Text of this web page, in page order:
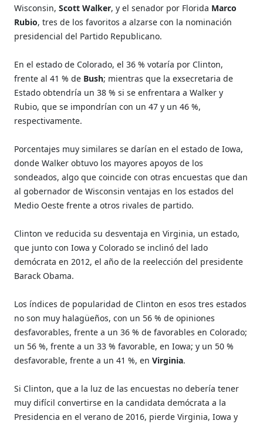
Wisconsin, Scott Walker, y el senador por Florida Marco
Rubio, tres de los favoritos a alzarse con la nominación
presidencial del Partido Republicano.
En el estado de Colorado, el 36 % votaría por Clinton,
frente al 41 % de Bush; mientras que la exsecretaria de
Estado obtendría un 38 % si se enfrentara a Walker y
Rubio, que se impondrían con un 47 y un 46 %,
respectivamente.
Porcentajes muy similares se darían en el estado de Iowa,
donde Walker obtuvo los mayores apoyos de los
sondeados, algo que coincide con otras encuestas que dan
al gobernador de Wisconsin ventajas en los estados del
Medio Oeste frente a otros rivales de partido.
Clinton ve reducida su desventaja en Virginia, un estado,
que junto con Iowa y Colorado se inclinó del lado
demócrata en 2012, el año de la reelección del presidente
Barack Obama.
Los índices de popularidad de Clinton en esos tres estados
no son muy halagüeños, con un 56 % de opiniones
desfavorables, frente a un 36 % de favorables en Colorado;
un 56 %, frente a un 33 % favorable, en Iowa; y un 50 %
desfavorable, frente a un 41 %, enVirginia.
Si Clinton, que a la luz de las encuestas no debería tener
muy difícil convertirse en la candidata demócrata a la
Presidencia en el verano de 2016, pierde Virginia, Iowa y